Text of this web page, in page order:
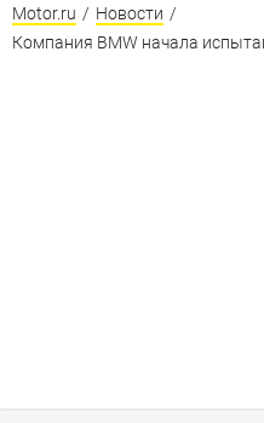
Motor.ru / Новости /
Компания BMW начала